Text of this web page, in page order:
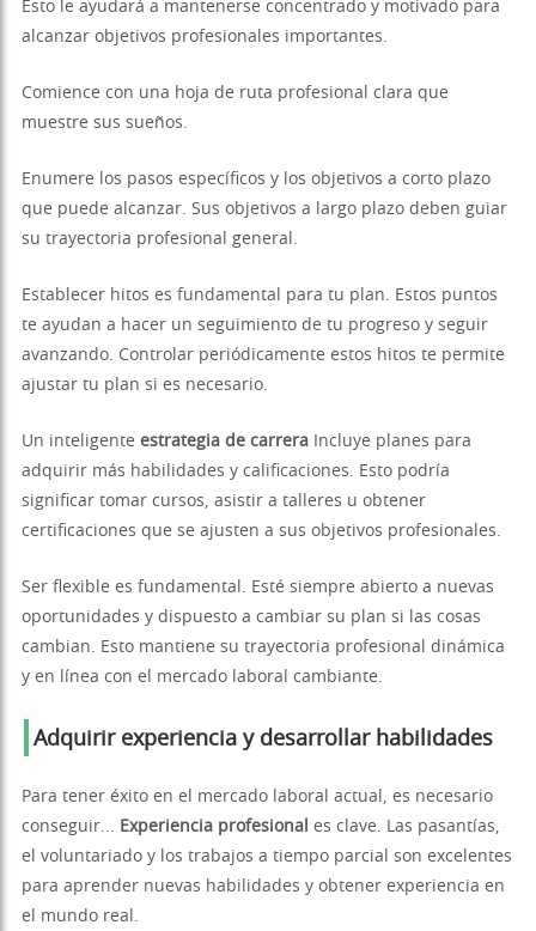
Esto le ayudará a mantenerse concentrado y motivado para
alcanzar objetivos profesionales importantes.
Comience con una hoja de ruta profesional clara que
muestre sus sueños.
Enumere los pasos específicos y los objetivos a corto plazo
que puede alcanzar. Sus objetivos a largo plazo deben guiar
su trayectoria profesional general.
Establecer hitos es fundamental para tu plan. Estos puntos
te ayudan a hacer un seguimiento de tu progreso y seguir
avanzando. Controlar periódicamente estos hitos te permite
ajustar tu plan si es necesario.
Un inteligente estrategia de carrera Incluye planes para
adquirir más habilidades y calificaciones. Esto podría
significar tomar cursos, asistir a talleres u obtener
certificaciones que se ajusten a sus objetivos profesionales.
Ser flexible es fundamental. Esté siempre abierto a nuevas
oportunidades y dispuesto a cambiar su plan si las cosas
cambian. Esto mantiene su trayectoria profesional dinámica
y en línea con el mercado laboral cambiante.
Adquirir experiencia y desarrollar habilidades
Para tener éxito en el mercado laboral actual, es necesario
conseguir...
Experiencia profesional es clave. Las pasantías,
el voluntariado y los trabajos a tiempo parcial son excelentes
para aprender nuevas habilidades y obtener experiencia en
el mundo real.